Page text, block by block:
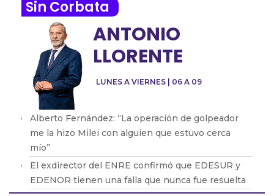
Sin Corbata
LUNES A VIERNES | 06 A 09
ANTONIO
LLORENTE
Alberto Fernández: “La operación de golpeador
me la hizo Milei con alguien que estuvo cerca
mío”
El exdirector del ENRE confirmó que EDESUR y
EDENOR tienen una falla que nunca fue resuelta